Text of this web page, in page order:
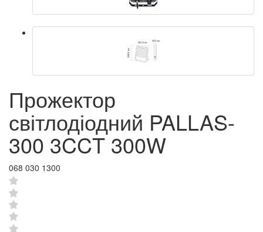
Прожектор
світлодіодний PALLAS-
300 3CCT 300W
068 030 1300